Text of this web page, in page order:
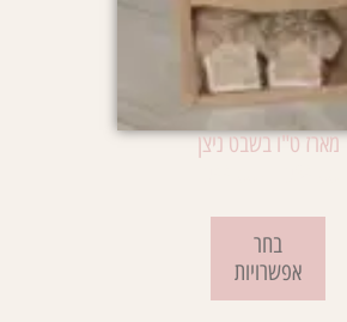
מארז ט"ו בשבט ניצן
בחר
אפשרויות